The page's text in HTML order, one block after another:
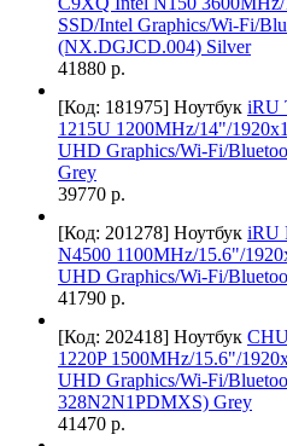
SSD/Intel Graphics/Wi-Fi/
(NX.DGJCD.004) Silver
41880 р.
[Код: 181975] Ноутбук iRU
1215U 1200MHz/14"/
UHD Graphics/Wi-Fi/
Grey
39770 р.
[Код: 201278] Ноутбук iRU
N4500 1100MHz/15.6"/
UHD Graphics/Wi-Fi/
41790 р.
[Код: 202418] Ноутбук
1220P 1500MHz/15.6"/
UHD Graphics/Wi-Fi/
328N2N1PDMXS) Grey
41470 р.